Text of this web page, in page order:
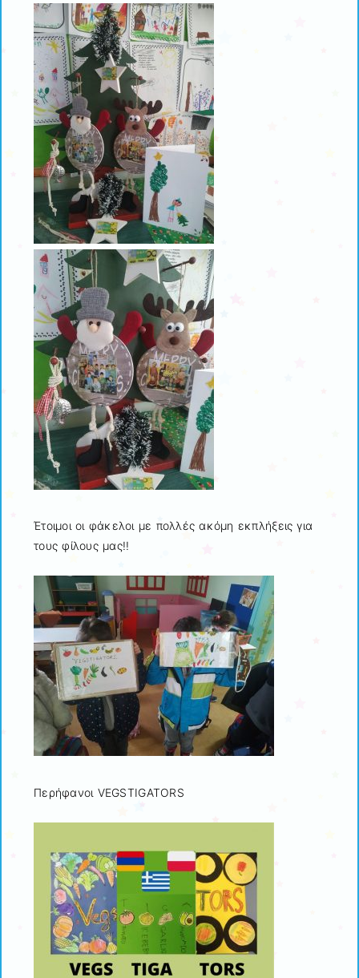
Έτοιμοι οι φάκελοι με πολλές ακόμη εκπλήξεις για
τους φίλους μας!!
Περήφανοι VEGSTIGATORS